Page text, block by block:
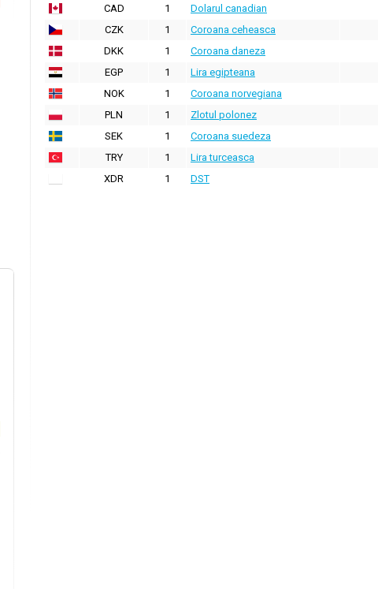
CAD
1 Dolarul canadian
CZK
1 Coroana ceheasca
DKK
1 Coroana daneza
EGP
1 Lira egipteana
NOK
1 Coroana norvegiana
PLN
1 Zlotul polonez
SEK
1 Coroana suedeza
TRY
1 Lira turceasca
XDR
1 DST